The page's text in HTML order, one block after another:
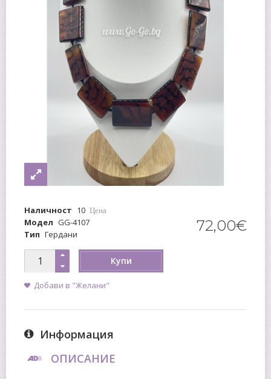
Наличност 10
Модел GG-4107
Тип Гердани
Цена
72,00€
Купи
Добави в "Желани"
Информация
ОПИСАНИЕ